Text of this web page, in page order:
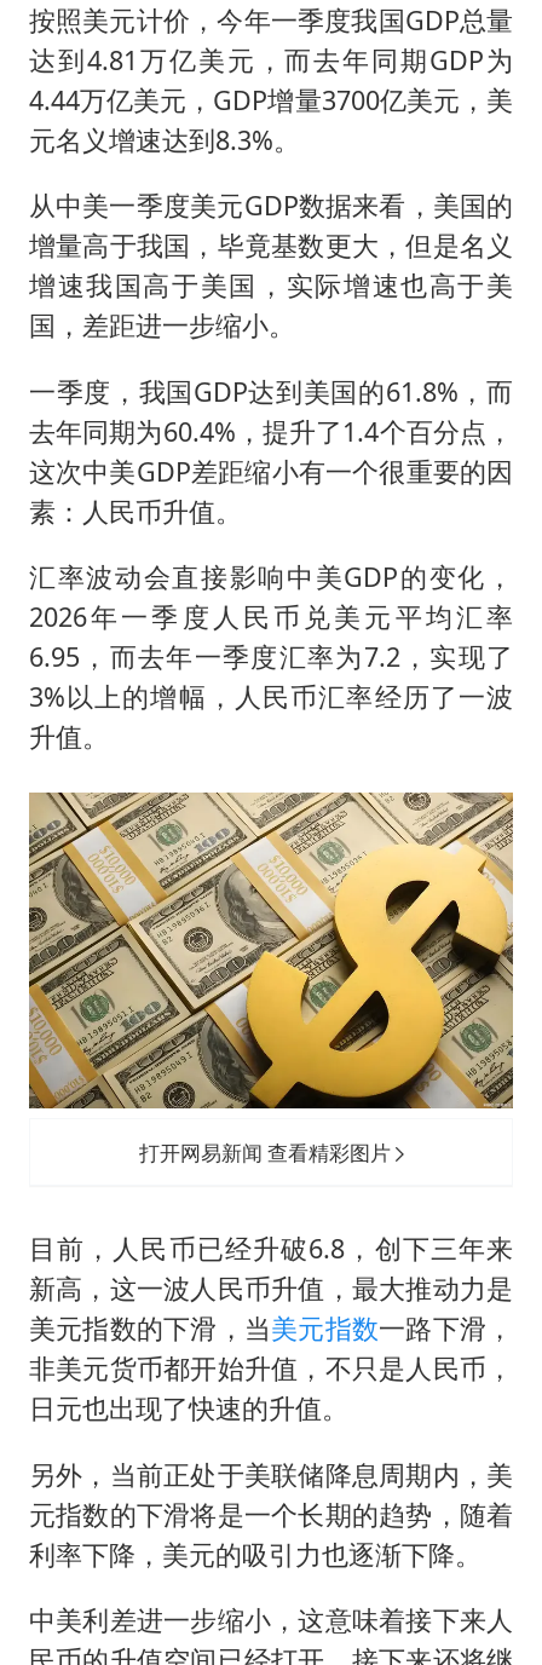
按照美元计价，今年一季度我国GDP总量
达到4.81万亿美元，而去年同期GDP为
4.44万亿美元，GDP增量3700亿美元，美
元名义增速达到8.3%。
从中美一季度美元GDP数据来看，美国的
增量高于我国，毕竟基数更大，但是名义
增速我国高于美国，实际增速也高于美
国，差距进一步缩小。
一季度，我国GDP达到美国的61.8%，而
去年同期为60.4%，提升了1.4个百分点，
这次中美GDP差距缩小有一个很重要的因
素：人民币升值。
汇率波动会直接影响中美GDP的变化，
2026年一季度人民币兑美元平均汇率
6.95，而去年一季度汇率为7.2，实现了
3%以上的增幅，人民币汇率经历了一波
升值。
打开网易新闻 查看精彩图片
目前，人民币已经升破6.8，创下三年来
新高，这一波人民币升值，最大推动力是
美元指数的下滑，当美元指数一路下滑，
非美元货币都开始升值，不只是人民币，
日元也出现了快速的升值。
另外，当前正处于美联储降息周期内，美
元指数的下滑将是一个长期的趋势，随着
利率下降，美元的吸引力也逐渐下降。
中美利差进一步缩小，这意味着接下来人